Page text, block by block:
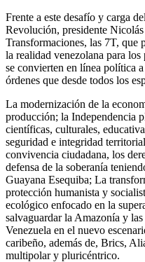
Frente a este desafío y carga
Revolución, presidente
Transformaciones, las 7T, que
la realidad venezolana para
se convierten en línea política
órdenes que desde todos los
La modernización de la
producción; la Independencia
científicas, culturales,
seguridad e integridad
convivencia ciudadana, los
defensa de la soberanía
Guayana Esequiba; La
protección humanista y
ecológico enfocado en la
salvaguardar la Amazonía y
Venezuela en el nuevo
caribeño, además de, Brics,
multipolar y pluricéntrico.